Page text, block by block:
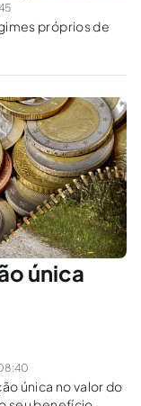
próprios de
única
única no valor do